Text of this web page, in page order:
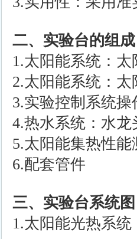
二、实验台的组成
1.太阳能系统：
2.太阳能系统：
3.实验控制系统操
4.热水系统：水龙
5.太阳能集热性能
6.配套管件
三、实验台系统图
1.太阳能光热系统